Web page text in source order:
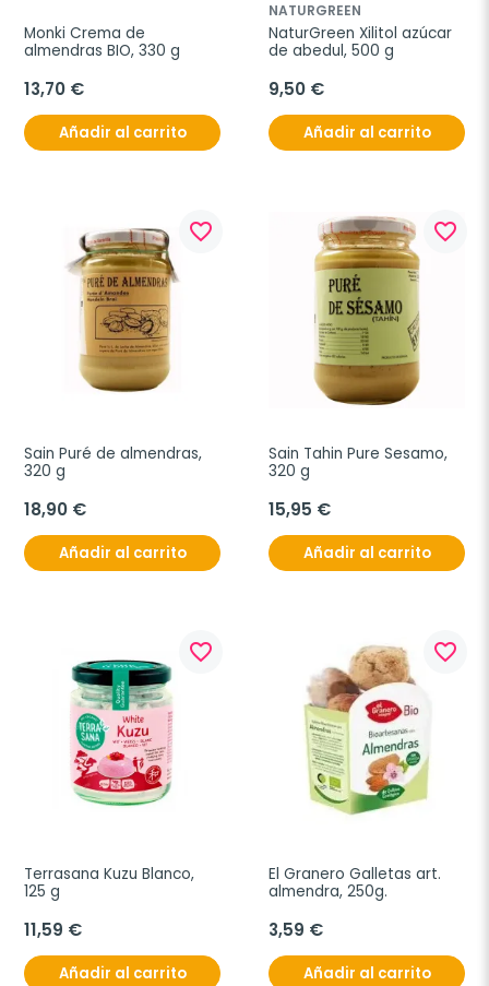
Monki Crema de
almendras BIO, 330 g
13,70 €
Añadir al carrito
NATURGREEN
NaturGreen Xilitol azúcar
de abedul, 500 g
9,50 €
Añadir al carrito
favorite_border
Sain Puré de almendras,
320 g
18,90 €
Añadir al carrito
favorite_border
Sain Tahin Pure Sesamo,
320 g
15,95 €
Añadir al carrito
favorite_border
Terrasana Kuzu Blanco,
125 g
11,59 €
Añadir al carrito
favorite_border
El Granero Galletas art.
almendra, 250g.
3,59 €
Añadir al carrito